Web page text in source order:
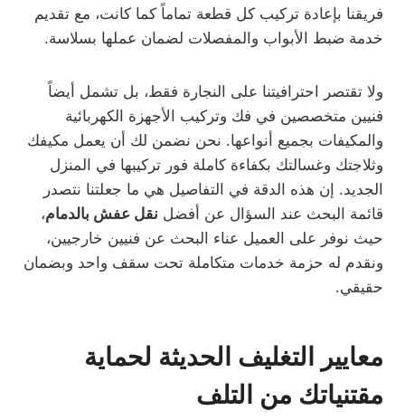
فريقنا بإعادة تركيب كل قطعة تماماً كما كانت، مع تقديم
خدمة ضبط الأبواب والمفصلات لضمان عملها بسلاسة.
ولا تقتصر احترافيتنا على النجارة فقط، بل تشمل أيضاً
فنيين متخصصين في فك وتركيب الأجهزة الكهربائية
والمكيفات بجميع أنواعها. نحن نضمن لك أن يعمل مكيفك
وثلاجتك وغسالتك بكفاءة كاملة فور تركيبها في المنزل
الجديد. إن هذه الدقة في التفاصيل هي ما جعلتنا نتصدر
قائمة البحث عند السؤال عن أفضل نقل عفش بالدمام،
حيث نوفر على العميل عناء البحث عن فنيين خارجيين،
ونقدم له حزمة خدمات متكاملة تحت سقف واحد وبضمان
حقيقي.
معايير التغليف الحديثة لحماية
مقتنياتك من التلف